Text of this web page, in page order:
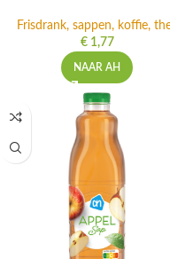
Frisdrank, sappen, koffie,
€1,77
NAAR AH